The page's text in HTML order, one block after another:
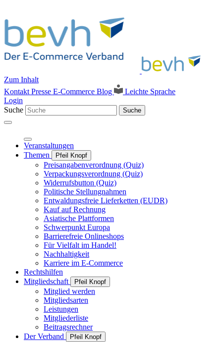
Zum Inhalt
Kontakt Presse E-Commerce Blog
Leichte Sprache
Login
Suche
Suche
Veranstaltungen
Themen
Pfeil Knopf
Preisangabenverordnung (Quiz)
Verpackungsverordnung (Quiz)
Widerrufsbutton (Quiz)
Politische Stellungnahmen
Entwaldungsfreie Lieferketten (EUDR)
Kauf auf Rechnung
Asiatische Plattformen
Schwerpunkt Europa
Barrierefreie Onlineshops
Für Vielfalt im Handel!
Nachhaltigkeit
Karriere im E-Commerce
Rechtshilfen
Mitgliedschaft
Pfeil Knopf
Mitglied werden
Mitgliedsarten
Leistungen
Mitgliederliste
Beitragsrechner
Der Verband
Pfeil Knopf